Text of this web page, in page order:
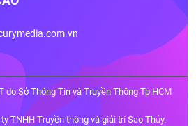
do Sở Thông Tin và Truyền Thông Tp.HCM
TNHH Truyền thông và giải trí Sao Thủy.